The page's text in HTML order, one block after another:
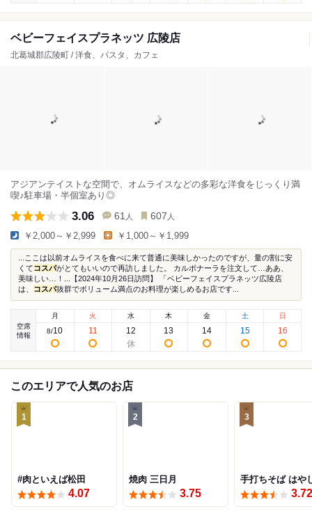
ベビーフェイスプラネッツ 広陵店
北葛城郡広陵町 / 洋食、パスタ、カフェ
アジアンテイストな空間で、オムライスなどの多彩な洋食をじっくり満
喫♪駐車場・半個室あり◎
3.06 61 人 607 人
￥2,000～￥2,999 ￥1,000～￥1,999
...ここは以前オムライスを食べに来て普通に美味しかったのですが、量の割に安
くてコスパがとてもいいので再訪しました。 カルボナーラを注文して…ああ、
美味しい…！...【2024年10月26日訪問】 「ベビーフェイスプラネッツ広陵店
は、 コスパ抜群でボリューム満点のお料理が楽しめるお店です...
空席
情報
月
8/10
火
11
水
12
木
13
金
14
土
15
日
16
このエリアで人気のお店
1
#肉といえば松田
4.07
2
焼肉 三日月
3.75
3
手打ちそば はや
3.72